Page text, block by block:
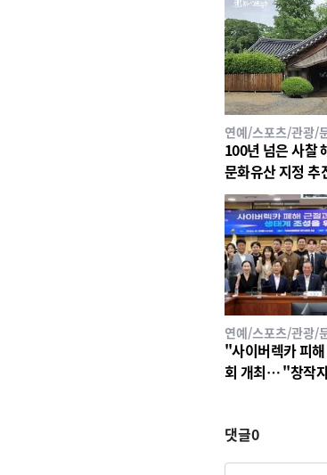
연예/스포츠/관광/
100년 넘은 사찰
문화유산 지정 추
연예/스포츠/관광/
"사이버렉카 피
회 개최… "창작
댓글0